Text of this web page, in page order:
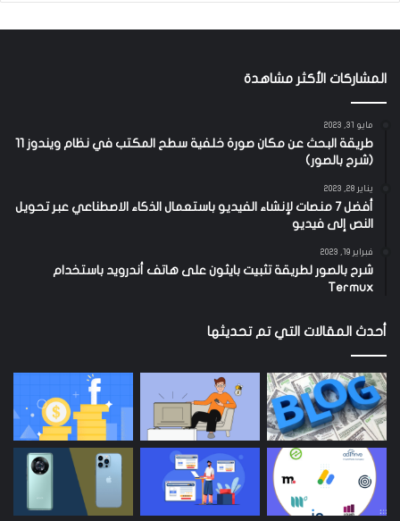
المشاركات الأكثر مشاهدة
مايو 31, 2023
طريقة البحث عن مكان صورة خلفية سطح المكتب في نظام ويندوز 11
(شرح بالصور)
يناير 28, 2023
أفضل 7 منصات لإنشاء الفيديو باستعمال الذكاء الاصطناعي عبر تحويل
النص إلى فيديو
فبراير 19, 2023
شرح بالصور لطريقة تثبيت بايثون على هاتف أندرويد باستخدام
Termux
أحدث المقالات التي تم تحديثها